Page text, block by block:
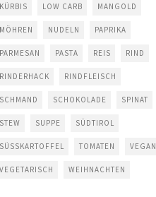
KÜRBIS LOW CARB MANGOLD
MÖHREN NUDELN PAPRIKA
PARMESAN PASTA REIS RIND
RINDERHACK RINDFLEISCH
SCHMAND SCHOKOLADE SPINAT
STEW SUPPE SÜDTIROL
SÜSSKARTOFFEL TOMATEN VEGAN
VEGETARISCH WEIHNACHTEN